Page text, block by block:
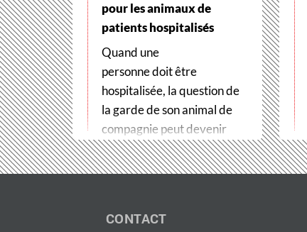
pour les animaux de
patients hospitalisés
Quand une
personne doit être
hospitalisée, la question de
la garde de son animal de
compagnie peut devenir
un véritable frein
aux soins. Pour…
CONTACT